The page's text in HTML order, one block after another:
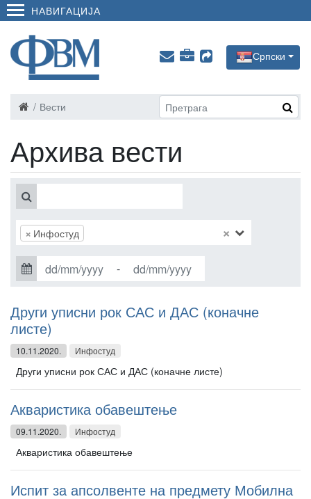
НАВИГАЦИЈА
Српски
Вести
Архива вести
×
× Инфостуд
-
Други уписни рок САС и ДАС (коначне
листе)
10.11.2020. Инфостуд
Други уписни рок САС и ДАС (коначне листе)
Акваристика обавештење
09.11.2020. Инфостуд
Акваристика обавештење
Испит за апсолвенте на предмету Мобилна